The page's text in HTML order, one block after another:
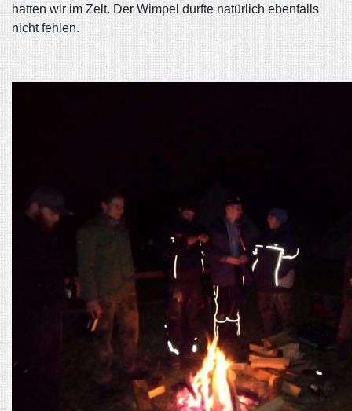
hatten wir im Zelt. Der Wimpel durfte natürlich ebenfalls
nicht fehlen.